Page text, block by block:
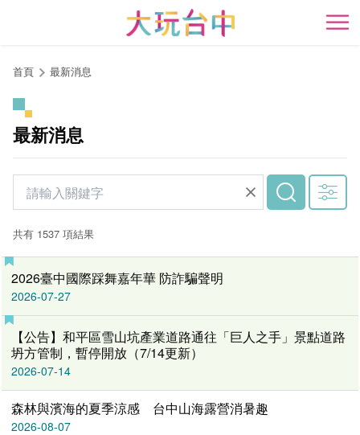
開
首頁 最新消息
最新消息
共有 1537 項結果
2026臺中國際踩舞嘉年華 防詐騙聲明
2026-07-27
【公告】和平區雪山坑產業道路通往「巨人之手」景點道路
坍方管制，暫停開放（7/14更新）
2026-07-14
森林與濱海的夏季涼感 台中山海露營消暑趣
2026-08-07